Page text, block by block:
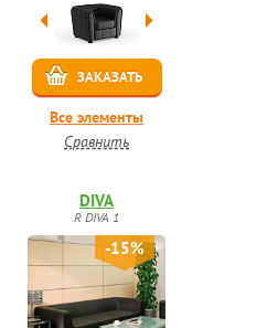
ЗАКАЗАТЬ
Все элементы
Сравнить
-15%
DIVA
R DIVA 1